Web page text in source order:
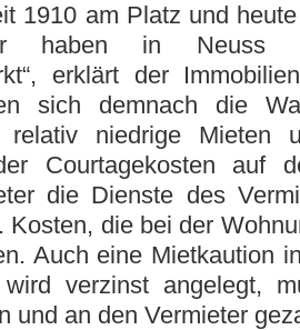
1910 am Platz und
haben in Neuss
erklärt der
sich demnach die
relativ niedrige Mieten
Courtagekosten auf
die Dienste des
Kosten, die bei der
Auch eine Mietkaution
verzinst angelegt,
und an den Vermieter